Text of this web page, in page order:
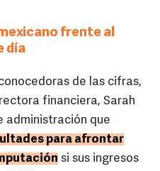
frente al
día
de las cifras,
financiera, Sarah
administración que
para afrontar
si sus ingresos